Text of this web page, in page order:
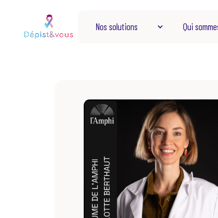
Nos solutions Qui
Demander une démo
Restez en contact
Abonnez-vous pour recevoir les dernières
directement dans votre boîte mail.